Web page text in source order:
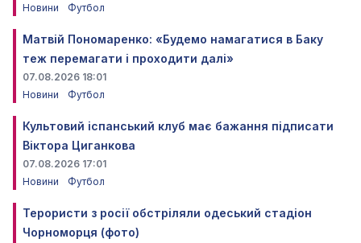
Новини
Футбол
Матвій Пономаренко: «Будемо намагатися в Баку
теж перемагати і проходити далі»
07.08.2026 18:01
Новини
Футбол
Культовий іспанський клуб має бажання підписати
Віктора Циганкова
07.08.2026 17:01
Новини
Футбол
Терористи з росії обстріляли одеський стадіон
Чорноморця (фото)